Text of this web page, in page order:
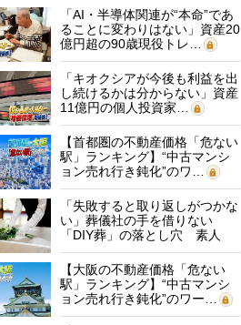
「AI・半導体関連が“本命”であ
ることに変わりはない」資産20
億円超の90歳現役トレ…
「キオクシアが今後も利益を出
し続けるかは分からない」資産
11億円の個人投資家…
【首都圏の不動産価格「危ない
駅」ランキング】“中古マンシ
ョン売れ行き鈍化”のワ…
「失敗すると取り返しがつかな
い」葬儀社の手を借りない
「DIY葬」の落とし穴 素人
に…
【大阪の不動産価格「危ない
駅」ランキング】“中古マンシ
ョン売れ行き鈍化”のワー…